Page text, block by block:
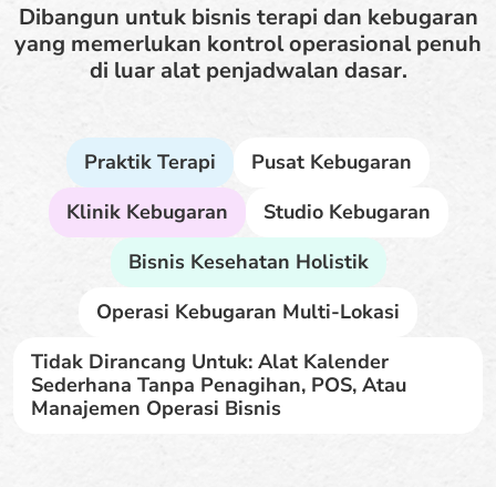
Dibangun untuk bisnis terapi dan kebugaran
yang memerlukan kontrol operasional penuh
di luar alat penjadwalan dasar.
Praktik Terapi
Pusat Kebugaran
Klinik Kebugaran
Studio Kebugaran
Bisnis Kesehatan Holistik
Operasi Kebugaran Multi-Lokasi
Tidak Dirancang Untuk: Alat Kalender
Sederhana Tanpa Penagihan, POS, Atau
Manajemen Operasi Bisnis